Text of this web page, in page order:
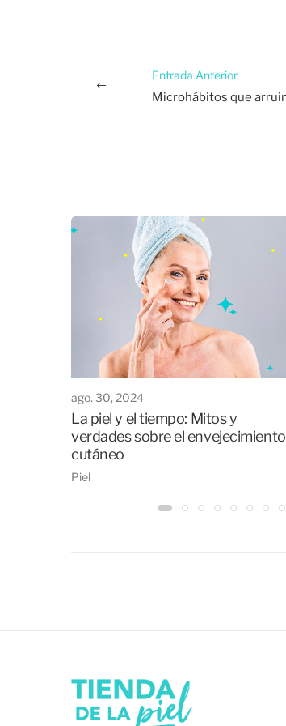
Entrada Anterior
ago. 30, 2024
La piel y el tiempo: Mitos y
verdades sobre el envejecimiento
cutáneo
Piel